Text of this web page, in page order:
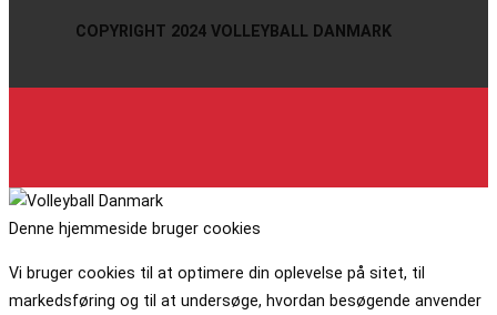
COPYRIGHT 2024 VOLLEYBALL DANMARK
Denne hjemmeside bruger cookies
Vi bruger cookies til at optimere din oplevelse på sitet, til
markedsføring og til at undersøge, hvordan besøgende anvender